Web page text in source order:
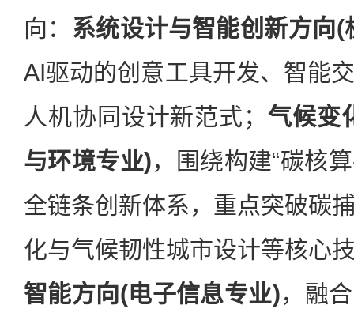
向： 系统设计与智能创新方向(
AI驱动的创意工具开发、智能
人机协同设计新范式； 气候变
与环境专业)，围绕构建“碳核
全链条创新体系，重点突破碳
化与气候韧性城市设计等核心
智能方向(电子信息专业)，融